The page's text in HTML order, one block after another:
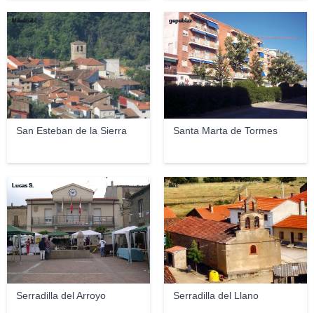
San Esteban de la Sierra
Mikelzubi
Santa Marta de Tormes
gepeblaz
Serradilla del Arroyo
Lucas S.
Serradilla del Llano
llo1